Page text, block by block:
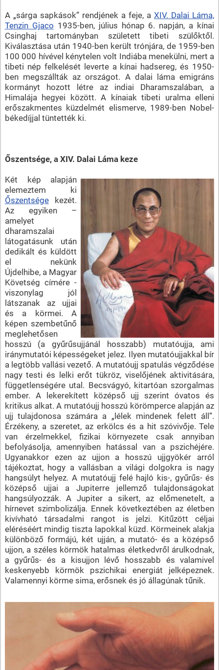
A „sárga sapkások” rendjének a feje, aXIV. Dalai Láma,
Tenzin Gjaco 1935-ben, július hónap 6. napján, a kínai
Csinghaj tartományban született tibeti szülőktől.
Kiválasztása után 1940-ben került trónjára, de 1959-ben
100 000 hívével kénytelen volt Indiába menekülni, mert a
tibeti nép felkelését leverte a kínai hadsereg, és 1950-
ben megszállták az országot. A dalai láma emigráns
kormányt hozott létre az indiai Dharamszalában, a
Himalája hegyei között. A kínaiak tibeti uralma elleni
erőszakmentes küzdelmét elismerve, 1989-ben Nobel-
békedíjjal tüntették ki.
Őszentsége, a XIV. Dalai Láma keze
Két kép alapján
elemeztem ki
Őszentségekezét.
Az egyiken –
amelyet
dharamszalai
látogatásunk után
dedikált és küldött
el nekünk
Újdelhibe, a Magyar
Követség címére -
viszonylag jól
látszanak az ujjai
és a körmei. A
képen szembetűnő
meglehetősen
hosszú (a gyűrűsujjánál hosszabb) mutatóujja, ami
iránymutatói képességeket jelez. Ilyen mutatóujjakkal bír
a legtöbb vallási vezető. A mutatóujj spatulás végződése
nagy testi és lelki erőt tükröz, viselőjének aktivitására,
függetlenségére utal. Becsvágyó, kitartóan szorgalmas
ember. A lekerekített középső ujj szerint óvatos és
kritikus alkat. A mutatóujj hosszú körömperce alapján az
ujj tulajdonosa számára a „lélek mindenek felett áll”.
Érzékeny, a szeretet, az erkölcs és a hit szóvivője. Tele
van érzelmekkel, fizikai környezete csak annyiban
befolyásolja, amennyiben hatással van a pszichéjére.
Ugyanakkor ezen az ujjon a hosszú ujjgyökér arról
tájékoztat, hogy a vallásban a világi dolgokra is nagy
hangsúlyt helyez. A mutatóujj felé hajló kis-, gyűrűs- és
középső ujjai a Jupiterre jellemző tulajdonságokat
hangsúlyozzák. A Jupiter a sikert, az előmenetelt, a
hírnevet szimbolizálja. Ennek következtében az életben
kivívható társadalmi rangot is jelzi. Kitűzött céljai
eléréséért mindig tiszta lapokkal küzd. Körmeinek alakja
különböző formájú, két ujján, a mutató- és a középső
ujjon, a széles körmök hatalmas életkedvről árulkodnak,
a gyűrűs- és a kisujjon lévő hosszabb és valamivel
keskenyebb körmök pszichikai energiát jelképeznek.
Valamennyi körme sima, erősnek és jó állagúnak tűnik.